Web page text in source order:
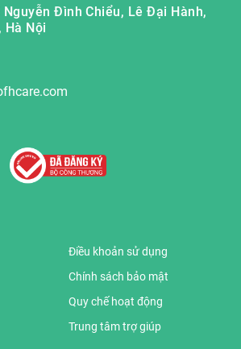
Nguyễn Đình Chiểu, Lê Đại Hành,
Hà Nội
Điều khoản sử dụng
Chính sách bảo mật
Quy chế hoạt động
Trung tâm trợ giúp